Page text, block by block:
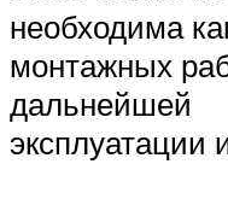
необходима
монтажных
дальнейшей
эксплуатации